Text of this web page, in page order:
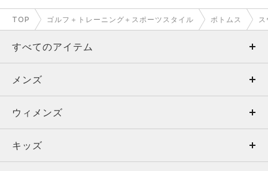
TOP ゴルフ＋トレーニング＋スポーツスタイル ボトムス
すべてのアイテム
メンズ
ウィメンズ
キッズ
メンズ
トップス
ボトムス
ウィメンズ
トップス
キッズ